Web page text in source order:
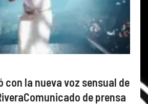
con la nueva voz sensual de
de prensa